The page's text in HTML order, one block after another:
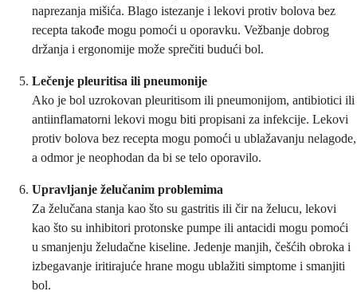
naprezanja mišića. Blago istezanje i lekovi protiv bolova bez
recepta takođe mogu pomoći u oporavku. Vežbanje dobrog
držanja i ergonomije može sprečiti budući bol.
Lečenje pleuritisa ili pneumonije
Ako je bol uzrokovan pleuritisom ili pneumonijom, antibiotici ili
antiinflamatorni lekovi mogu biti propisani za infekcije. Lekovi
protiv bolova bez recepta mogu pomoći u ublažavanju nelagode,
a odmor je neophodan da bi se telo oporavilo.
Upravljanje želučanim problemima
Za želučana stanja kao što su gastritis ili čir na želucu, lekovi
kao što su inhibitori protonske pumpe ili antacidi mogu pomoći
u smanjenju želudačne kiseline. Jedenje manjih, češćih obroka i
izbegavanje iritirajuće hrane mogu ublažiti simptome i smanjiti
bol.